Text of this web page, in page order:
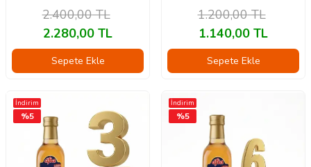
2.400,00TL
2.280,00 TL
Sepete Ekle
1.200,00TL
1.140,00 TL
Sepete Ekle
İndirim
%5
İndirim
%5